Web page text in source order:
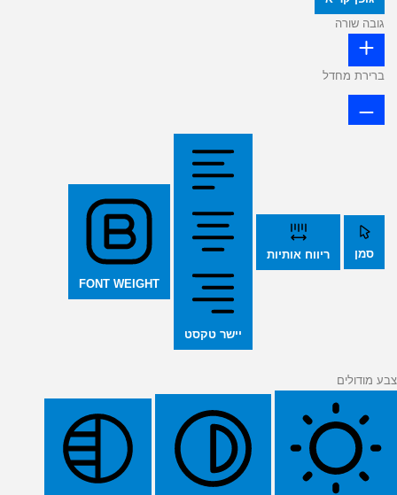
גובה שורה
ברירת מחדל
סמן ריווח אותיות
יישר טקסט
FONT WEIGHT
צבע מודולים